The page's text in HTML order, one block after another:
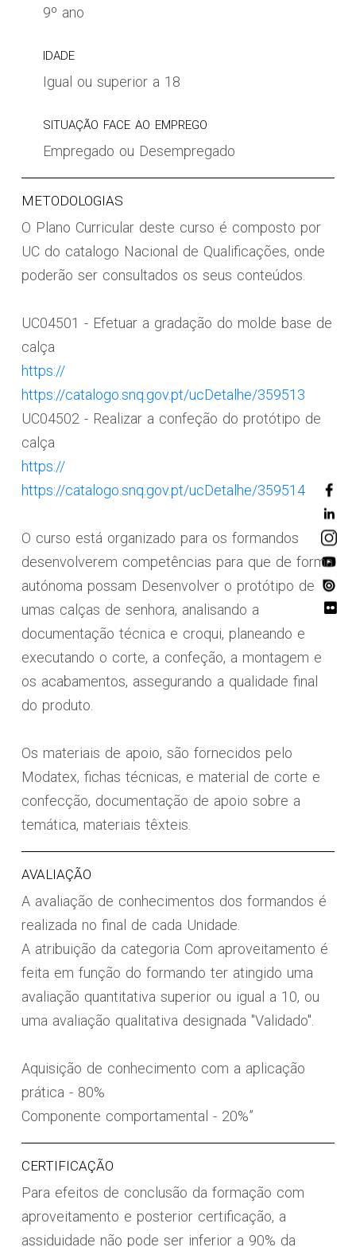
9º ano
IDADE
Igual ou superior a 18
SITUAÇÃO FACE AO EMPREGO
Empregado ou Desempregado
METODOLOGIAS
O Plano Curricular deste curso é composto por
UC do catalogo Nacional de Qualificações, onde
poderão ser consultados os seus conteúdos.
UC04501 - Efetuar a gradação do molde base de
calça
https://
https://catalogo.snq.gov.pt/ucDetalhe/359513
UC04502 - Realizar a confeção do protótipo de
calça
https://
https://catalogo.snq.gov.pt/ucDetalhe/359514
O curso está organizado para os formandos
desenvolverem competências para que de forma
autónoma possam Desenvolver o protótipo de
umas calças de senhora, analisando a
documentação técnica e croqui, planeando e
executando o corte, a confeção, a montagem e
os acabamentos, assegurando a qualidade final
do produto.
Os materiais de apoio, são fornecidos pelo
Modatex, fichas técnicas, e material de corte e
confecção, documentação de apoio sobre a
temática, materiais têxteis.
AVALIAÇÃO
A avaliação de conhecimentos dos formandos é
realizada no final de cada Unidade.
A atribuição da categoria Com aproveitamento é
feita em função do formando ter atingido uma
avaliação quantitativa superior ou igual a 10, ou
uma avaliação qualitativa designada "Validado".
Aquisição de conhecimento com a aplicação
prática - 80%
Componente comportamental - 20%”
CERTIFICAÇÃO
Para efeitos de conclusão da formação com
aproveitamento e posterior certificação, a
assiduidade não pode ser inferior a 90% da